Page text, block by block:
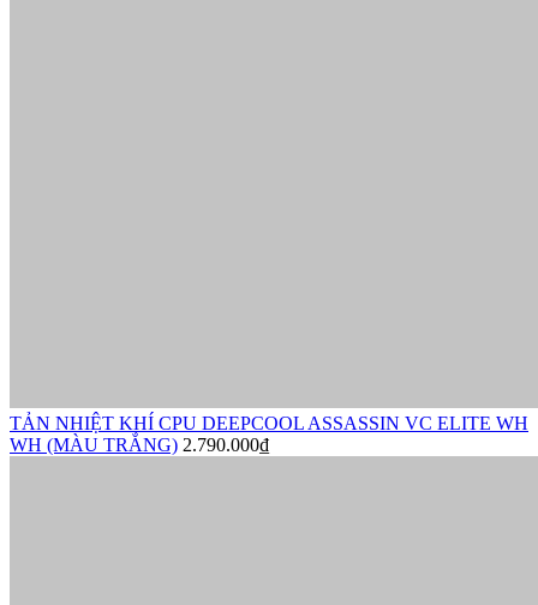
TẢN NHIỆT KHÍ CPU DEEPCOOL ASSASSIN VC ELITE WH
WH (MÀU TRẮNG) 2.790.000₫